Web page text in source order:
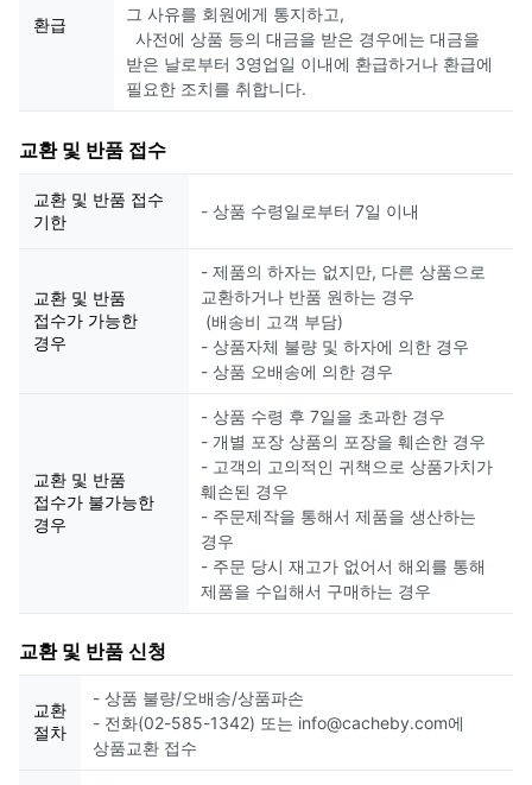
환급
그 사유를 회원에게 통지하고,
사전에 상품 등의 대금을 받은 경우에는 대금을
받은 날로부터 3영업일 이내에 환급하거나 환급에
필요한 조치를 취합니다.
교환 및 반품 접수
교환 및 반품 접수
기한
- 상품 수령일로부터 7일 이내
교환 및 반품
접수가 가능한
경우
- 제품의 하자는 없지만, 다른 상품으로
교환하거나 반품 원하는 경우
(배송비 고객 부담)
- 상품자체 불량 및 하자에 의한 경우
- 상품 오배송에 의한 경우
교환 및 반품
접수가 불가능한
경우
- 상품 수령 후 7일을 초과한 경우
- 개별 포장 상품의 포장을 훼손한 경우
- 고객의 고의적인 귀책으로 상품가치가
훼손된 경우
- 주문제작을 통해서 제품을 생산하는
경우
- 주문 당시 재고가 없어서 해외를 통해
제품을 수입해서 구매하는 경우
교환 및 반품 신청
교환
절차
- 상품 불량/오배송/상품파손
- 전화(02-585-1342) 또는 info@cacheby.com에
상품교환 접수